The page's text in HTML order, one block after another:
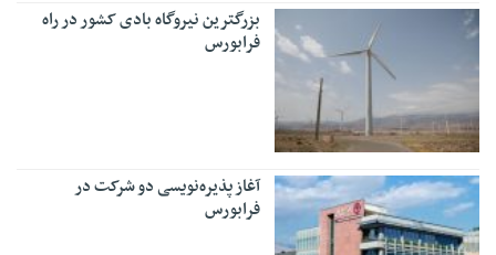
بزرگترین نیروگاه بادی کشور در راه
فرابورس
آغاز پذیره‌نویسی دو شرکت در
فرابورس